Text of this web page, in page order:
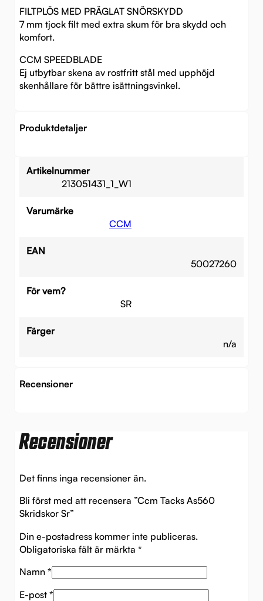
FILTPLÖS MED PRÄGLAT SNÖRSKYDD
7 mm tjock filt med extra skum för bra skydd och
komfort.
CCM SPEEDBLADE
Ej utbytbar skena av rostfritt stål med upphöjd
skenhållare för bättre isättningsvinkel.
Produktdetaljer
Artikelnummer
213051431_1_W1
Varumärke
CCM
EAN
50027260
För vem?
SR
Färger
n/a
Recensioner
Recensioner
Det finns inga recensioner än.
Bli först med att recensera ”Ccm Tacks As560
Skridskor Sr”
Din e-postadress kommer inte publiceras.
Obligatoriska fält är märkta *
Namn *
E-post *